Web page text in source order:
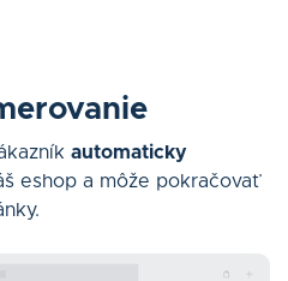
automaticky
eshop a môže pokračovať